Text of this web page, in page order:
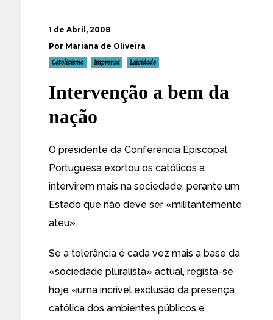
1 de Abril, 2008
Por Mariana de Oliveira
Catolicismo Imprensa Laicidade
Intervenção a bem da
nação
O presidente da Conferência Episcopal
Portuguesa exortou os católicos a
intervirem mais na sociedade, perante um
Estado que não deve ser «militantemente
ateu».
Se a tolerância é cada vez mais a base da
«sociedade pluralista» actual, regista-se
hoje «uma incrível exclusão da presença
católica dos ambientes públicos e